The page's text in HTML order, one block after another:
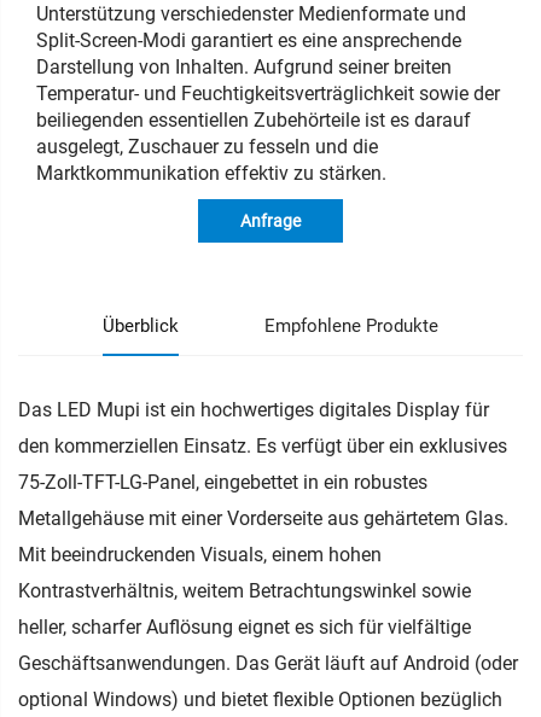
Unterstützung verschiedenster Medienformate und
Split-Screen-Modi garantiert es eine ansprechende
Darstellung von Inhalten. Aufgrund seiner breiten
Temperatur- und Feuchtigkeitsverträglichkeit sowie der
beiliegenden essentiellen Zubehörteile ist es darauf
ausgelegt, Zuschauer zu fesseln und die
Marktkommunikation effektiv zu stärken.
Anfrage
Überblick Empfohlene Produkte
Das LED Mupi ist ein hochwertiges digitales Display für
den kommerziellen Einsatz. Es verfügt über ein exklusives
75-Zoll-TFT-LG-Panel, eingebettet in ein robustes
Metallgehäuse mit einer Vorderseite aus gehärtetem Glas.
Mit beeindruckenden Visuals, einem hohen
Kontrastverhältnis, weitem Betrachtungswinkel sowie
heller, scharfer Auflösung eignet es sich für vielfältige
Geschäftsanwendungen. Das Gerät läuft auf Android (oder
optional Windows) und bietet flexible Optionen bezüglich